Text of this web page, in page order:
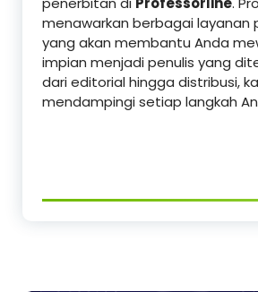
menawarkan berbagai layanan
yang akan membantu Anda
impian menjadi penulis yang
dari editorial hingga distribusi,
mendampingi setiap langkah